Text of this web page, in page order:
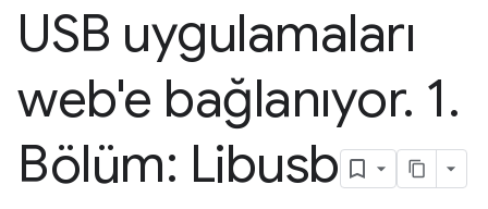
USB uygulamaları
web'e bağlanıyor. 1.
Bölüm: Libusb